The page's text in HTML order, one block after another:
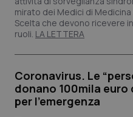
mirato dei Medici di
Scelta che devono ricevere
ruoli. LA LETTERA
Coronavirus. Le
donano 100mila
per l’emergenza